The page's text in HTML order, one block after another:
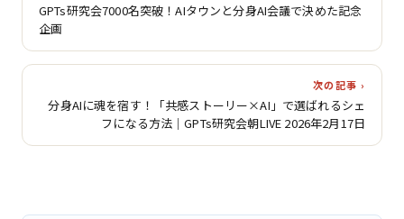
GPTs研究会7000名突破！AIタウンと分身AI会議で決めた記念
企画
次の記事 ›
分身AIに魂を宿す！「共感ストーリー×AI」で選ばれるシェ
フになる方法｜GPTs研究会朝LIVE 2026年2月17日